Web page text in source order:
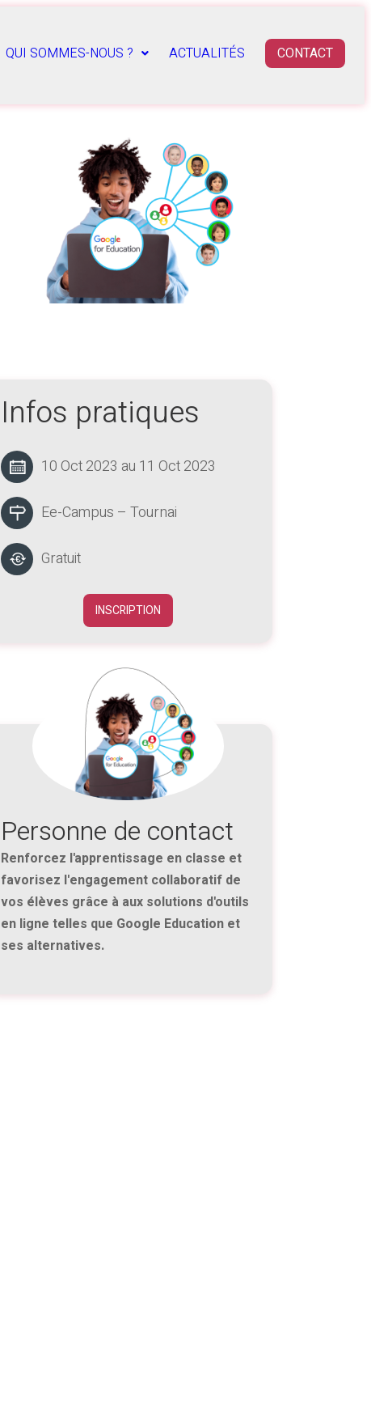
QUI SOMMES-NOUS ? ACTUALITÉS CONTACT
Infos pratiques
10 Oct 2023 au 11 Oct 2023
Ee-Campus – Tournai
Gratuit
INSCRIPTION
Personne de contact
Renforcez l'apprentissage en classe et
favorisez l'engagement collaboratif de
vos élèves grâce à aux solutions d'outils
en ligne telles que Google Education et
ses alternatives.